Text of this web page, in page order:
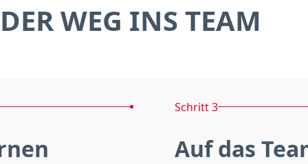
DER WEG INS TEAM
Schritt 3
Auf das